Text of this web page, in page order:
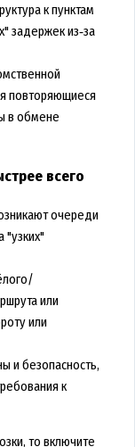
к пунктам
задержек из‑за
повторяющиеся
в обмене
всего
очереди
"узких"
или
или
и безопасность,
к
то включите